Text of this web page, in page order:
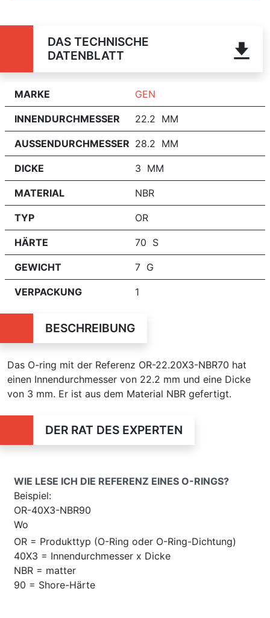
DAS TECHNISCHE
DATENBLATT
MARKE GEN
INNENDURCHMESSER 22.2 MM
AUSSENDURCHMESSER 28.2 MM
DICKE 3 MM
MATERIAL NBR
TYP OR
HÄRTE 70 S
GEWICHT 7 G
VERPACKUNG 1
BESCHREIBUNG
Das O-ring mit der Referenz OR-22.20X3-NBR70 hat
einen Innendurchmesser von 22.2 mm und eine Dicke
von 3 mm. Er ist aus dem Material NBR gefertigt.
DER RAT DES EXPERTEN
WIE LESE ICH DIE REFERENZ EINES O-RINGS?
Beispiel:
OR-40X3-NBR90
Wo
OR = Produkttyp (O-Ring oder O-Ring-Dichtung)
40X3 = Innendurchmesser x Dicke
NBR = matter
90 = Shore-Härte